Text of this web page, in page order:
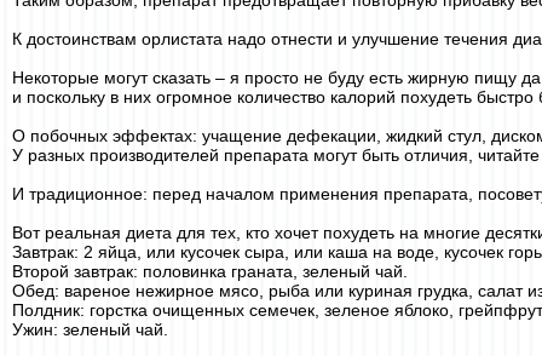
К достоинствам орлистата надо отнести и улучшение течения
Некоторые могут сказать – я просто не буду есть жирную пищу
и поскольку в них огромное количество калорий похудеть
О побочных эффектах: учащение дефекации, жидкий стул,
У разных производителей препарата могут быть отличия,
И традиционное: перед началом применения препарата,
Вот реальная диета для тех, кто хочет похудеть на многие
Завтрак: 2 яйца, или кусочек сыра, или каша на воде, кусочек
Второй завтрак: половинка граната, зеленый чай.
Обед: вареное нежирное мясо, рыба или куриная грудка, салат
Полдник: горстка очищенных семечек, зеленое яблоко,
Ужин: зеленый чай.